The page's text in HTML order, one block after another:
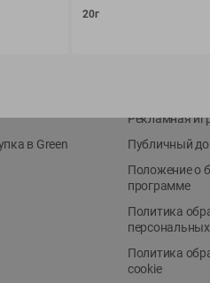
в Green
Рекламная
Публичный
Положение о
программе
Политика
Политика
cookie
20г